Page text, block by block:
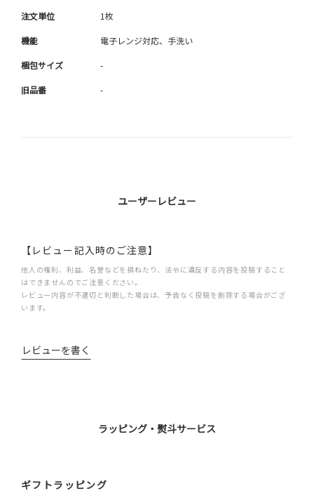
注文単位 1枚
機能 電子レンジ対応、手洗い
梱包サイズ -
旧品番 -
ユーザーレビュー
【レビュー記入時のご注意】
他人の権利、利益、名誉などを損ねたり、法令に違反する内容を投稿すること
はできませんのでご注意ください。
レビュー内容が不適切と判断した場合は、予告なく投稿を削除する場合がござ
います。
レビューを書く
ラッピング・熨斗サービス
ギフトラッピング